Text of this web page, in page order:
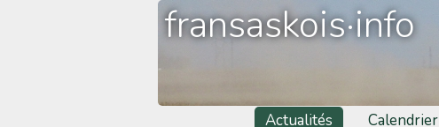
fransaskois·info
Actualités Calendrier